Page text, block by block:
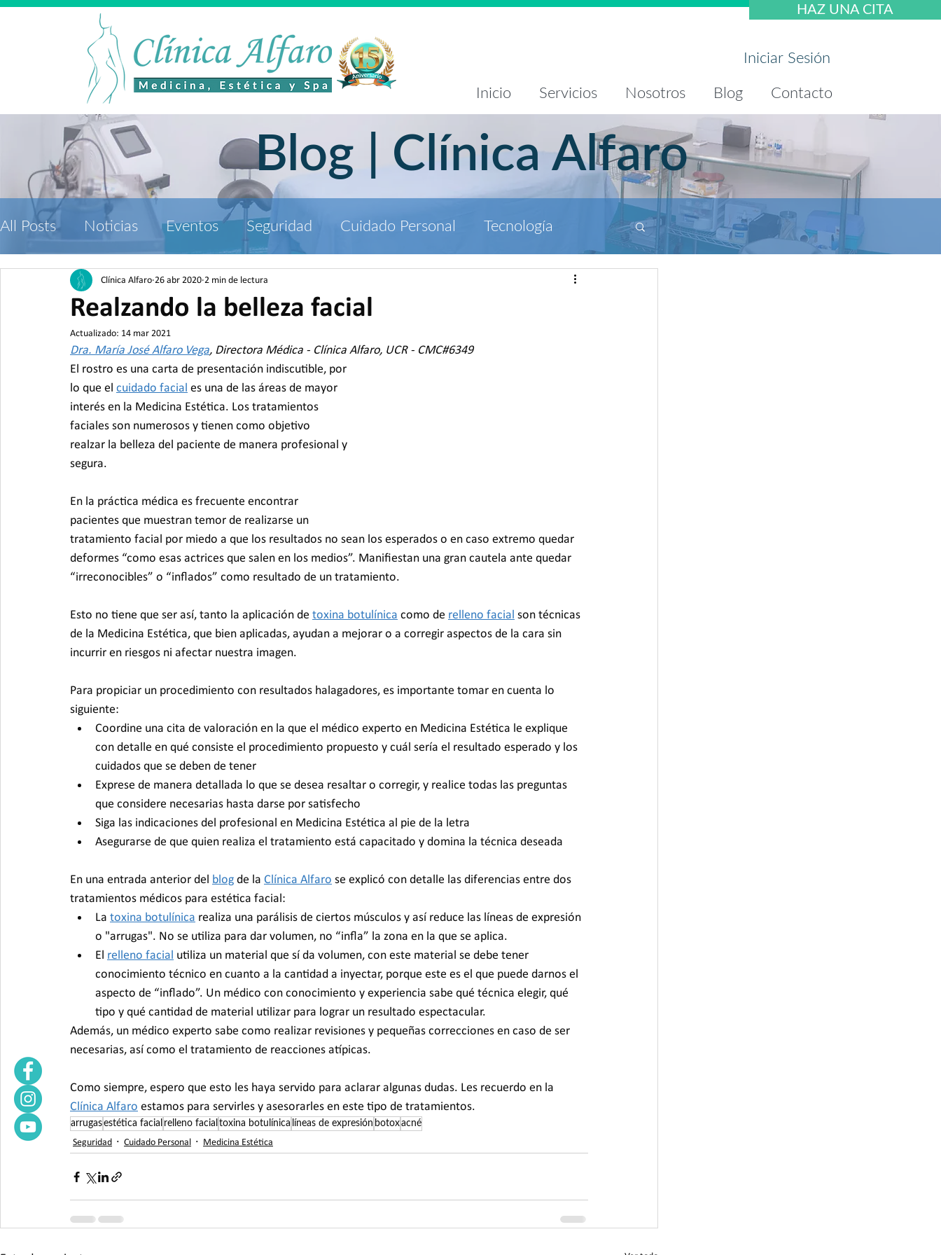
HAZ UNA CITA
Iniciar Sesión
Inicio Servicios Nosotros Blog Contacto
Blog | Clínica Alfaro
All Posts Noticias Eventos Seguridad Cuidado Personal Tecnología
Estética y Spa Medicina Estética
Realzando la belleza facial
Clínica Alfaro 26 abr 2020 2 min de lectura
Actualizado: 14 mar 2021
Dra. María José Alfaro Vega, Directora Médica - Clínica Alfaro, UCR - CMC#6349
El rostro es una carta de presentación indiscutible, por
lo que el cuidado facial es una de las áreas de mayor
interés en la Medicina Estética. Los tratamientos
faciales son numerosos y tienen como objetivo
realzar la belleza del paciente de manera profesional y
segura.
En la práctica médica es frecuente encontrar
pacientes que muestran temor de realizarse un
tratamiento facial por miedo a que los resultados no sean los esperados o en caso extremo quedar
deformes “como esas actrices que salen en los medios”. Manifiestan una gran cautela ante quedar
“irreconocibles” o “inflados” como resultado de un tratamiento.
Esto no tiene que ser así, tanto la aplicación de toxina botulínica como de relleno facial son técnicas
de la Medicina Estética, que bien aplicadas, ayudan a mejorar o a corregir aspectos de la cara sin
incurrir en riesgos ni afectar nuestra imagen.
Para propiciar un procedimiento con resultados halagadores, es importante tomar en cuenta lo
siguiente:
Coordine una cita de valoración en la que el médico experto en Medicina Estética le explique
con detalle en qué consiste el procedimiento propuesto y cuál sería el resultado esperado y los
cuidados que se deben de tener
Exprese de manera detallada lo que se desea resaltar o corregir, y realice todas las preguntas
que considere necesarias hasta darse por satisfecho
Siga las indicaciones del profesional en Medicina Estética al pie de la letra
Asegurarse de que quien realiza el tratamiento está capacitado y domina la técnica deseada
En una entrada anterior del blog de la Clínica Alfaro se explicó con detalle las diferencias entre dos
tratamientos médicos para estética facial:
La toxina botulínica realiza una parálisis de ciertos músculos y así reduce las líneas de expresión
o "arrugas". No se utiliza para dar volumen, no “infla” la zona en la que se aplica.
El relleno facial utiliza un material que sí da volumen, con este material se debe tener
conocimiento técnico en cuanto a la cantidad a inyectar, porque este es el que puede darnos el
aspecto de “inflado”. Un médico con conocimiento y experiencia sabe qué técnica elegir, qué
tipo y qué cantidad de material utilizar para lograr un resultado espectacular.
Además, un médico experto sabe como realizar revisiones y pequeñas correcciones en caso de ser
necesarias, así como el tratamiento de reacciones atípicas.
Como siempre, espero que esto les haya servido para aclarar algunas dudas. Les recuerdo en la
Clínica Alfaro estamos para servirles y asesorarles en este tipo de tratamientos.
arrugasestética facial relleno facial toxina botulínica líneas de expresión botoxacné
Seguridad Cuidado Personal Medicina Estética